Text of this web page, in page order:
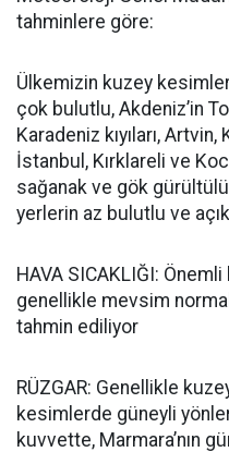
tahminlere göre:
Ülkemizin kuzey
çok bulutlu, Akdeniz’in
Karadeniz kıyıları,
İstanbul, Kırklareli ve
sağanak ve gök gürültülü
yerlerin az bulutlu ve
HAVA SICAKLIĞI:
genellikle mevsim
tahmin ediliyor
RÜZGAR: Genellikle
kesimlerde güneyli
kuvvette, Marmara’nın